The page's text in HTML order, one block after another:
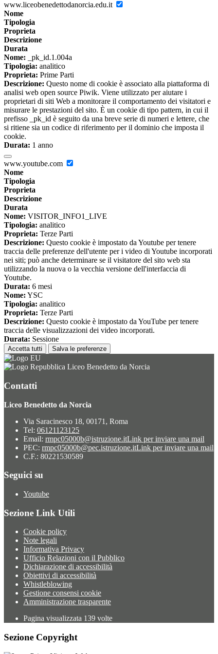
www.liceobenedettodanorcia.edu.it
Nome
Tipologia
Proprieta
Descrizione
Durata
Nome: _pk_id.1.004a
Tipologia: analitico
Proprieta: Prime Parti
Descrizione: Questo nome di cookie è associato alla piattaforma di
analisi web open source Piwik. Viene utilizzato per aiutare i
proprietari di siti Web a monitorare il comportamento dei visitatori e
misurare le prestazioni del sito. È un cookie di tipo pattern, in cui il
prefisso _pk_id è seguito da una breve serie di numeri e lettere, che
si ritiene sia un codice di riferimento per il dominio che imposta il
cookie.
Durata: 1 anno
www.youtube.com
Nome
Tipologia
Proprieta
Descrizione
Durata
Nome: VISITOR_INFO1_LIVE
Tipologia: analitico
Proprieta: Terze Parti
Descrizione: Questo cookie è impostato da Youtube per tenere
traccia delle preferenze dell'utente per i video di Youtube incorporati
nei siti; può anche determinare se il visitatore del sito web sta
utilizzando la nuova o la vecchia versione dell'interfaccia di
Youtube.
Durata: 6 mesi
Nome: YSC
Tipologia: analitico
Proprieta: Terze Parti
Descrizione: Questo cookie è impostato da YouTube per tenere
traccia delle visualizzazioni dei video incorporati.
Durata: Sessione
Accetta tutti Salva le preferenze
Liceo Benedetto da Norcia
Contatti
Liceo Benedetto da Norcia
Via Saracinesco 18, 00171, Roma
Tel: 06121123125
Email: rmpc05000b@istruzione.itLink per inviare una mail
PEC: rmpc05000b@pec.istruzione.itLink per inviare una mail
C.F.: 80221530589
Seguici su
Youtube
Sezione Link Utili
Cookie policy
Note legali
Informativa Privacy
Ufficio Relazioni con il Pubblico
Dichiarazione di accessibilità
Obiettivi di accessibilità
Whistleblowing
Gestione consensi cookie
Amministrazione trasparente
Pagina visualizzata 139 volte
Sezione Copyright